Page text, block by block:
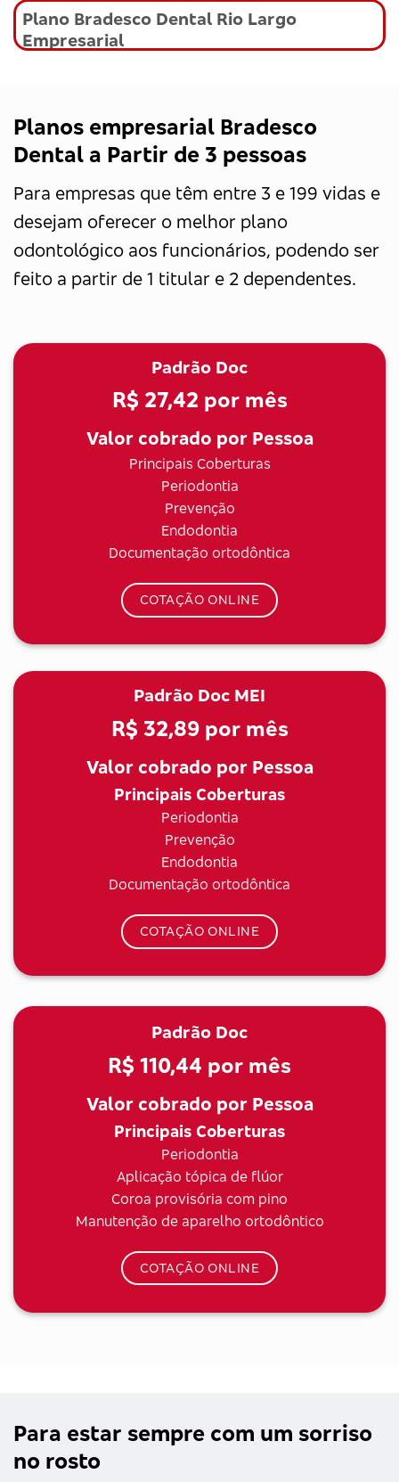
Plano Bradesco Dental Rio Largo
Empresarial
Planos empresarial Bradesco
Dental a Partir de 3 pessoas
Para empresas que têm entre 3 e 199 vidas e
desejam oferecer o melhor plano
odontológico aos funcionários, podendo ser
feito a partir de 1 titular e 2 dependentes.
Padrão Doc
R$ 27,42 por mês
Valor cobrado por Pessoa
Principais Coberturas
Periodontia
Prevenção
Endodontia
Documentação ortodôntica
COTAÇÃO ONLINE
Padrão Doc MEI
R$ 32,89por mês
Valor cobrado por Pessoa
Principais Coberturas
Periodontia
Prevenção
Endodontia
Documentação ortodôntica
COTAÇÃO ONLINE
Padrão Doc
R$ 110,44 por mês
Valor cobrado por Pessoa
Principais Coberturas
Periodontia
Aplicação tópica de flúor
Coroa provisória com pino
Manutenção de aparelho ortodôntico
COTAÇÃO ONLINE
Para estar sempre com um sorriso
no rosto